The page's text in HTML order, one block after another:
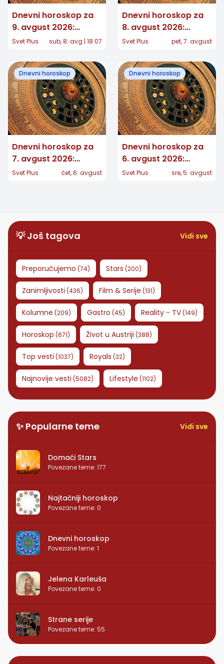
Dnevni horoskop za
9. avgust 2026:
Nekome stiže važna
konačno preseca
Svet Plus sub, 8. avg | 18:07
Dnevni horoskop za
8. avgust 2026:
Jedan znak dobija
čekao, a nekome se
vraća stara ljubav
Svet Plus pet, 7. avgust
Dnevni horoskop
Dnevni horoskop za
7. avgust 2026:
Jedan znak dobija
Svet Plus čet, 6. avgust
Dnevni horoskop
Dnevni horoskop za
6. avgust 2026:
Jedan znak donosi
Svet Plus sre, 5. avgust
💡 Još tagova Vidi sve
Preporučujemo (74) Stars (200)
Zanimljivosti (436) Film & Serije (131)
Kolumne (209) Gastro (45) Reality - TV(149)
Horoskop (671) Život u Austriji (388)
Top vesti (1037) Royals (32)
Najnovije vesti (5082) Lifestyle (1102)
✨ Popularne teme Vidi sve
Domaći Stars
Povezane teme: 177
Najtačniji horoskop
Povezane teme: 0
Dnevni horoskop
Povezane teme: 1
Jelena Karleuša
Povezane teme: 0
Strane serije
Povezane teme: 55